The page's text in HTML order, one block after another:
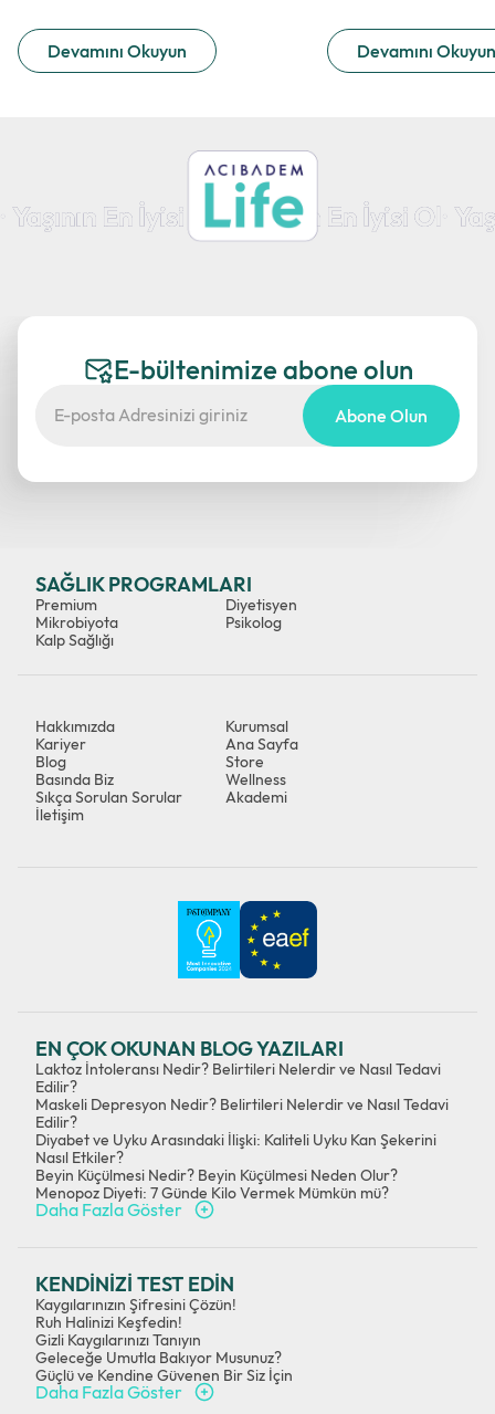
Devamını Okuyun Devamını Okuyun
E-bültenimize abone olun
Abone Olun
SAĞLIK PROGRAMLARI
Premium
Mikrobiyota
Kalp Sağlığı
Diyetisyen
Psikolog
Hakkımızda
Kurumsal
Kariyer
Ana Sayfa
Blog
Store
Basında Biz
Wellness
Sıkça Sorulan Sorular
Akademi
İletişim
EN ÇOK OKUNAN BLOG YAZILARI
Laktoz İntoleransı Nedir? Belirtileri Nelerdir ve Nasıl Tedavi
Edilir?
Maskeli Depresyon Nedir? Belirtileri Nelerdir ve Nasıl Tedavi
Edilir?
Diyabet ve Uyku Arasındaki İlişki: Kaliteli Uyku Kan Şekerini
Nasıl Etkiler?
Beyin Küçülmesi Nedir? Beyin Küçülmesi Neden Olur?
Menopoz Diyeti: 7 Günde Kilo Vermek Mümkün mü?
Daha Fazla Göster
KENDİNİZİ TEST EDİN
Kaygılarınızın Şifresini Çözün!
Ruh Halinizi Keşfedin!
Gizli Kaygılarınızı Tanıyın
Geleceğe Umutla Bakıyor Musunuz?
Güçlü ve Kendine Güvenen Bir Siz İçin
Daha Fazla Göster